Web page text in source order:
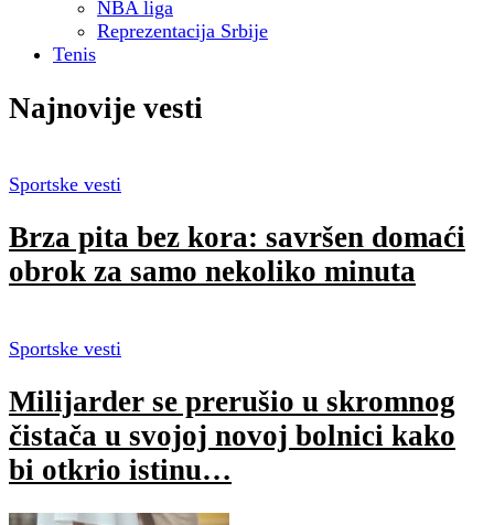
NBA liga
Reprezentacija Srbije
Tenis
Najnovije vesti
Sportske vesti
Brza pita bez kora: savršen domaći
obrok za samo nekoliko minuta
Sportske vesti
Milijarder se prerušio u skromnog
čistača u svojoj novoj bolnici kako
bi otkrio istinu…